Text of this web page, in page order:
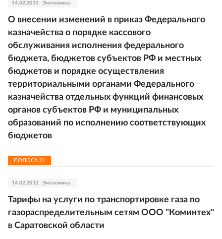
14.02.2012 Экономика
О внесении изменений в приказ Федерального
казначейства о порядке кассового
обслуживания исполнения федерального
бюджета, бюджетов субъектов РФ и местных
бюджетов и порядке осуществления
территориальными органами Федерального
казначейства отдельных функций финансовых
органов субъектов РФ и муниципальных
образований по исполнению соответствующих
бюджетов
ПОЛОСА 21
14.02.2012 Экономика
Тарифы на услуги по транспортировке газа по
газораспределительным сетям ООО "Коминтех"
в Саратовской области